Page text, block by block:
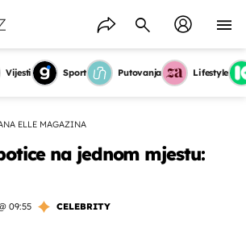
Vijesti Sport Putovanja Lifestyle
ELLE MAGAZINA
na jednom mjestu:
09:55
CELEBRITY